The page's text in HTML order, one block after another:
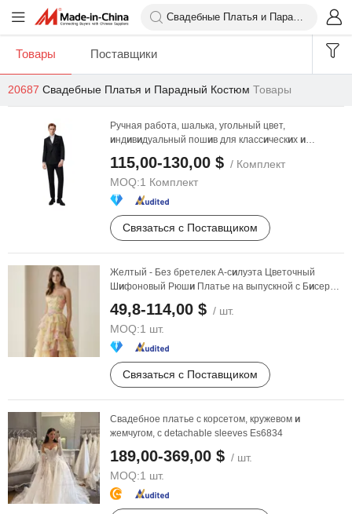
Товары Поставщики
20687 Свадебные Платья и Парадный Костюм Товары
Ручная работа, шалька, угольный цвет,
индивидуальный пошив для классических и
115,00-130,00 $ / Комплект
MOQ:1 Комплект
Связаться с Поставщиком
Желтый - Без бретелек А-силуэта Цветочный
Шифоновый Рюши Платье на выпускной с Бисером
49,8-114,00 $ / шт.
MOQ:1 шт.
Связаться с Поставщиком
Свадебное платье с корсетом, кружевом и
жемчугом, с detachable sleeves Es6834
189,00-369,00 $ / шт.
MOQ:1 шт.